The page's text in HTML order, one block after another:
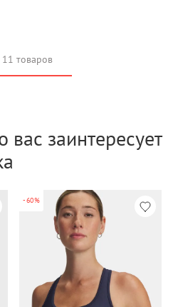
товаров
заинтересует
-60%